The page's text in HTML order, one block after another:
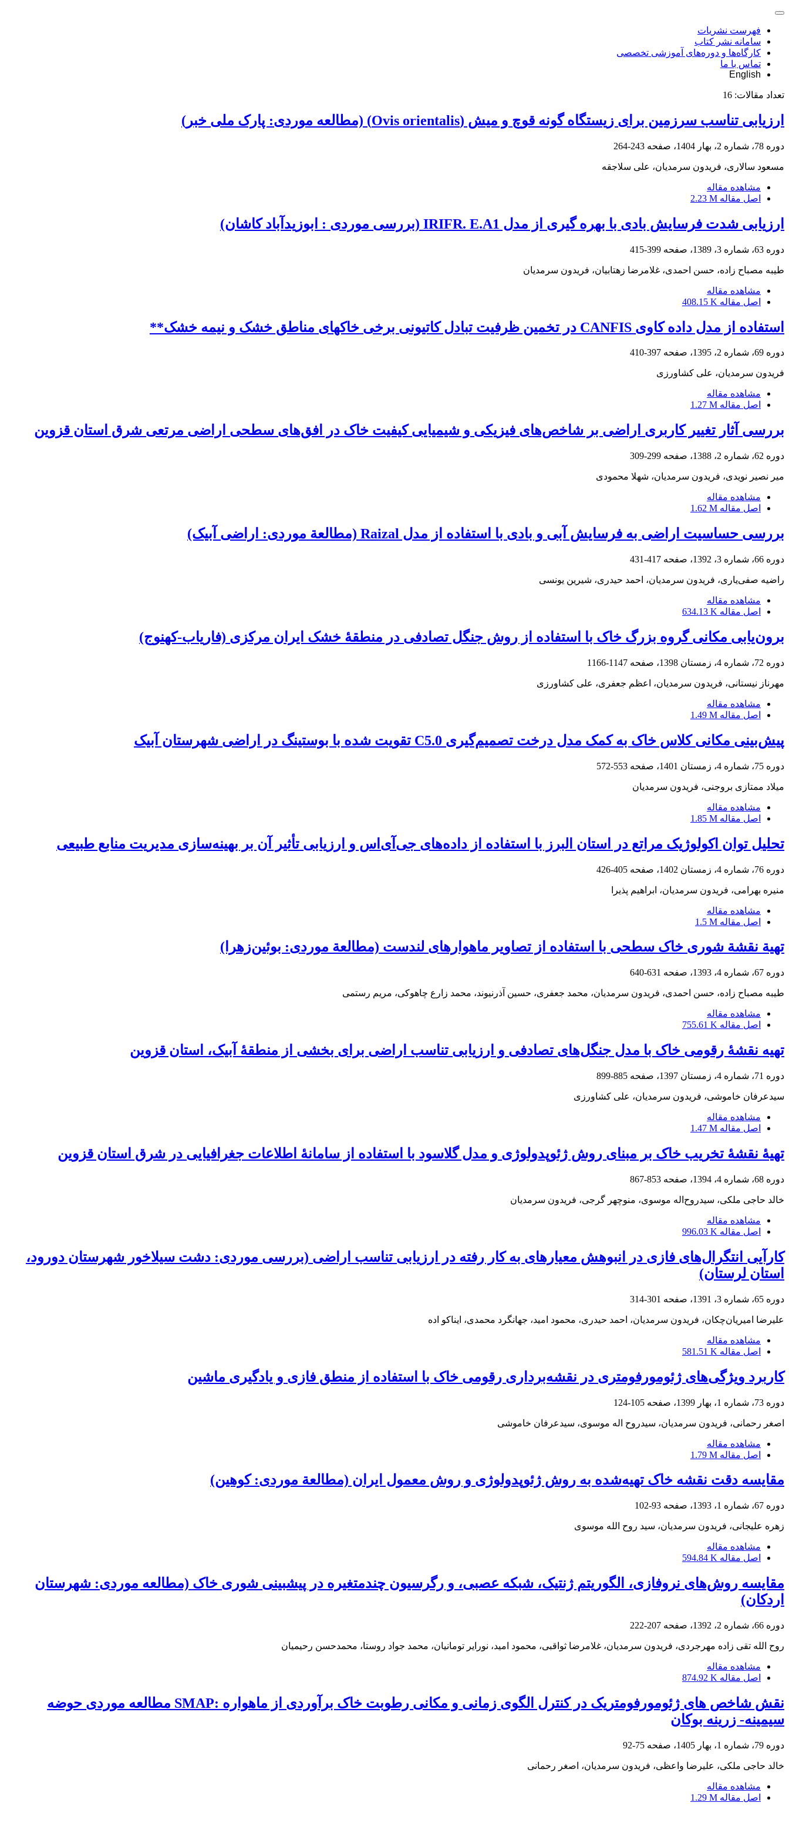
فهرست نشریات
سامانه نشر کتاب
کارگاه‌ها و دوره‌های آموزشی تخصصی
تماس با ما
English
تعداد مقالات: 16
ارزیابی تناسب سرزمین برای زیستگاه گونه قوچ و میش (Ovis orientalis) (مطالعه موردی: پارک ملی خبر)
دوره 78، شماره 2، بهار 1404، صفحه 243-264
مسعود سالاری، فریدون سرمدیان، علی سلاجقه
مشاهده مقاله
اصل مقاله 2.23 M
ارزیابی شدت فرسایش بادی با بهره گیری از مدل IRIFR. E.A1 (بررسی موردی : ابوزیدآباد کاشان)
دوره 63، شماره 3، 1389، صفحه 399-415
طیبه مصباح زاده، حسن احمدی، غلامرضا زهتابیان، فریدون سرمدیان
مشاهده مقاله
اصل مقاله 408.15 K
استفاده از مدل داده کاوی CANFIS در تخمین ظرفیت تبادل کاتیونی برخی خاک‏های مناطق خشک و نیمه خشک**
دوره 69، شماره 2، 1395، صفحه 397-410
فریدون سرمدیان، علی کشاورزی
مشاهده مقاله
اصل مقاله 1.27 M
بررسی آثار تغییر کاربری اراضی بر شاخص‌های فیزیکی و شیمیایی کیفیت خاک در افق‌های سطحی اراضی مرتعی شرق استان قزوین
دوره 62، شماره 2، 1388، صفحه 299-309
میر نصیر نویدی، فریدون سرمدیان، شهلا محمودی
مشاهده مقاله
اصل مقاله 1.62 M
بررسی حساسیت اراضی به فرسایش آبی و بادی با استفاده از مدل Raizal (مطالعة موردی: اراضی آبیک)
دوره 66، شماره 3، 1392، صفحه 417-431
راضیه صفی‌یاری، فریدون سرمدیان، احمد حیدری، شیرین یونسی
مشاهده مقاله
اصل مقاله 634.13 K
برون‌یابی مکانی گروه بزرگ خاک با استفاده از روش جنگل تصادفی در منطقۀ خشک ایران مرکزی (فاریاب-کهنوج)
دوره 72، شماره 4، زمستان 1398، صفحه 1147-1166
مهرناز نیستانی، فریدون سرمدیان، اعظم جعفری، علی کشاورزی
مشاهده مقاله
اصل مقاله 1.49 M
پیش‌بینی مکانی کلاس‌ خاک به کمک مدل درخت تصمیم‌گیری C5.0 تقویت شده با بوستینگ در اراضی شهرستان آبیک
دوره 75، شماره 4، زمستان 1401، صفحه 553-572
میلاد ممتازی بروجنی، فریدون سرمدیان
مشاهده مقاله
اصل مقاله 1.85 M
تحلیل توان اکولوژیک مراتع در استان البرز با استفاده از داده‌های جی‌آی‌اس و ارزیابی تأثیر آن بر بهینه‌سازی مدیریت منابع طبیعی
دوره 76، شماره 4، زمستان 1402، صفحه 405-426
منیره بهرامی، فریدون سرمدیان، ابراهیم پذیرا
مشاهده مقاله
اصل مقاله 1.5 M
تهیة نقشة شوری خاک سطحی با استفاده از تصاویر ماهواره‏ای لندست (مطالعة موردی: بوئین‌زهرا)
دوره 67، شماره 4، 1393، صفحه 631-640
طیبه مصباح زاده، حسن احمدی، فریدون سرمدیان، محمد جعفری، حسین آذرنیوند، محمد زارع چاهوکی، مریم رستمی
مشاهده مقاله
اصل مقاله 755.61 K
تهیه نقشۀ رقومی خاک با مدل جنگل‌های تصادفی و ارزیابی تناسب اراضی برای بخشی از منطقۀ آبیک، استان قزوین
دوره 71، شماره 4، زمستان 1397، صفحه 885-899
سیدعرفان خاموشی، فریدون سرمدیان، علی کشاورزی
مشاهده مقاله
اصل مقاله 1.47 M
تهیۀ نقشۀ تخریب خاک بر مبنای روش ژئوپدولوژی و مدل گلاسود با استفاده از سامانۀ اطلاعات جغرافیایی در شرق استان قزوین
دوره 68، شماره 4، 1394، صفحه 853-867
خالد حاجی ملکی، سیدروح‌اله موسوی، منوچهر گرجی، فریدون سرمدیان
مشاهده مقاله
اصل مقاله 996.03 K
کارآیی انتگرال‌های فازی در انبوهش معیارهای به کار رفته در ارزیابی تناسب اراضی (بررسی موردی: دشت سیلاخور شهرستان دورود،
استان لرستان)
دوره 65، شماره 3، 1391، صفحه 301-314
علیرضا امیریان‌چکان، فریدون سرمدیان، احمد حیدری، محمود امید، جهانگرد محمدی، ایناکو اده
مشاهده مقاله
اصل مقاله 581.51 K
کاربرد ویژگی‌های ژئومورفومتری در نقشه‌برداری رقومی خاک با استفاده از منطق فازی و یادگیری ماشین
دوره 73، شماره 1، بهار 1399، صفحه 105-124
اصغر رحمانی، فریدون سرمدیان، سیدروح اله موسوی، سیدعرفان خاموشی
مشاهده مقاله
اصل مقاله 1.79 M
مقایسه دقت نقشه خاک تهیه‌شده به روش ژئوپدولوژی و روش معمول ایران (مطالعة موردی: کوهین)
دوره 67، شماره 1، 1393، صفحه 93-102
زهره علیجانی، فریدون سرمدیان، سید روح الله موسوی
مشاهده مقاله
اصل مقاله 594.84 K
مقایسه روش‌های نروفازی، الگوریتم ژنتیک، شبکه عصبی، و رگرسیون چندمتغیره در پیش‏بینی شوری خاک (مطالعه موردی: شهرستان
اردکان)
دوره 66، شماره 2، 1392، صفحه 207-222
روح الله تقی زاده مهرجردی، فریدون سرمدیان، غلامرضا ثواقبی، محمود امید، نورایر تومانیان، محمد جواد روستا، محمدحسن رحیمیان
مشاهده مقاله
اصل مقاله 874.92 K
نقش شاخص های ژئومورفومتریک در کنترل الگوی زمانی و مکانی رطوبت خاک برآوردی از ماهواره :SMAP مطالعه موردی حوضه
سیمینه- زرینه بوکان
دوره 79، شماره 1، بهار 1405، صفحه 75-92
خالد حاجی ملکی، علیرضا واعظی، فریدون سرمدیان، اصغر رحمانی
مشاهده مقاله
اصل مقاله 1.29 M